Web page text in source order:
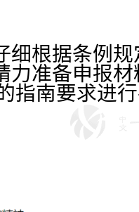
细根据条例规
力准备申报材
南要求进行